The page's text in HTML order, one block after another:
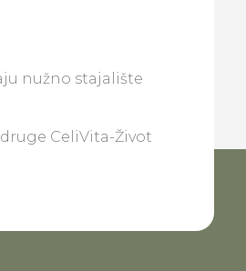
nužno stajalište
CeliVita-Život